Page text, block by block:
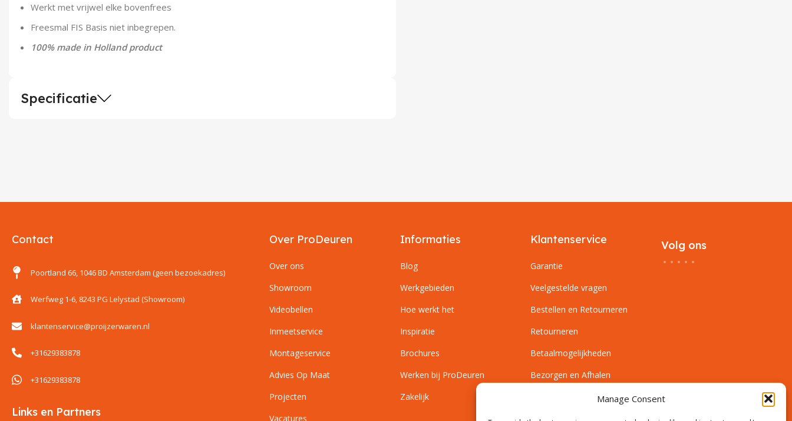
Manage Consent
Werkt met vrijwel elke bovenfrees
Freesmal FIS Basis niet inbegrepen.
100% made in Holland product
Specificatie
Contact
Poortland 66, 1046 BD Amsterdam (geen bezoekadres)
Werfweg 1-6, 8243 PG Lelystad (Showroom)
klantenservice@proijzerwaren.nl
+31629383878
+31629383878
Links en Partners
Over ProDeuren
Over ons
Showroom
Videobellen
Inmeetservice
Montageservice
Advies Op Maat
Projecten
Vacatures
Informaties
Blog
Werkgebieden
Hoe werkt het
Inspiratie
Brochures
Werken bij ProDeuren
Zakelijk
Klantenservice
Garantie
Veelgestelde vragen
Bestellen en Retourneren
Retourneren
Betaalmogelijkheden
Bezorgen en Afhalen
Leveringsvoorwaarden
Montagevoorwaarden
Volg ons